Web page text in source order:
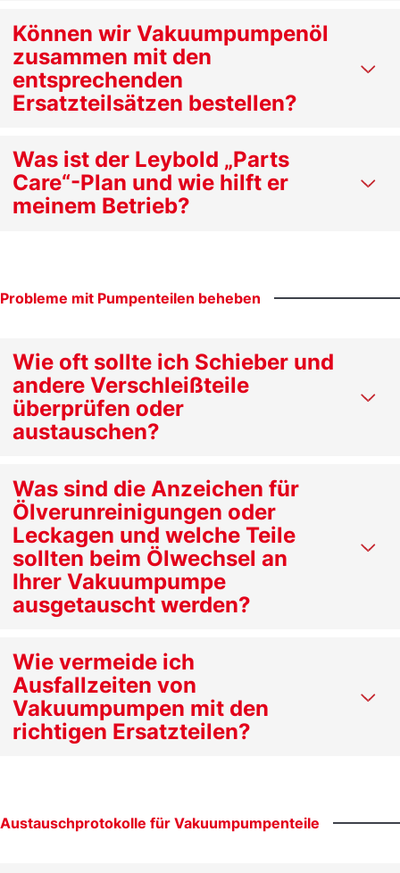
Können wir Vakuumpumpenöl
zusammen mit den
entsprechenden
Ersatzteilsätzen bestellen?
Was ist der Leybold „Parts
Care“-Plan und wie hilft er
meinem Betrieb?
Probleme mit Pumpenteilen beheben
Wie oft sollte ich Schieber und
andere Verschleißteile
überprüfen oder
austauschen?
Was sind die Anzeichen für
Ölverunreinigungen oder
Leckagen und welche Teile
sollten beim Ölwechsel an
Ihrer Vakuumpumpe
ausgetauscht werden?
Wie vermeide ich
Ausfallzeiten von
Vakuumpumpen mit den
richtigen Ersatzteilen?
Austauschprotokolle für Vakuumpumpenteile